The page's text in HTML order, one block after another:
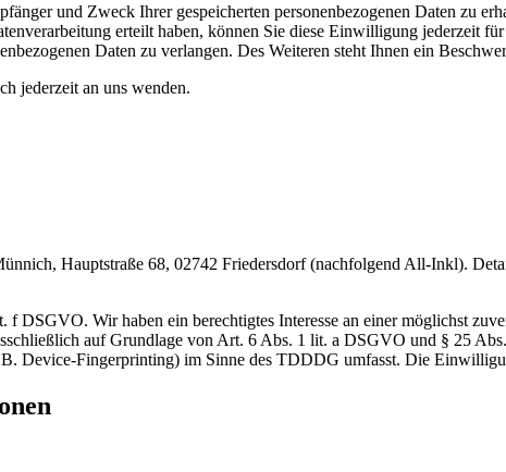
und Zweck Ihrer gespeicherten personenbezogenen Daten zu
erteilt haben, können Sie diese Einwilligung jederzeit
Daten zu verlangen. Des Weiteren steht Ihnen ein
jederzeit an uns wenden.
Hauptstraße 68, 02742 Friedersdorf (nachfolgend All-Inkl).
Wir haben ein berechtigtes Interesse an einer möglichst
auf Grundlage von Art. 6 Abs. 1 lit. a DSGVO und § 25
Device-Fingerprinting) im Sinne des TDDDG umfasst. Die